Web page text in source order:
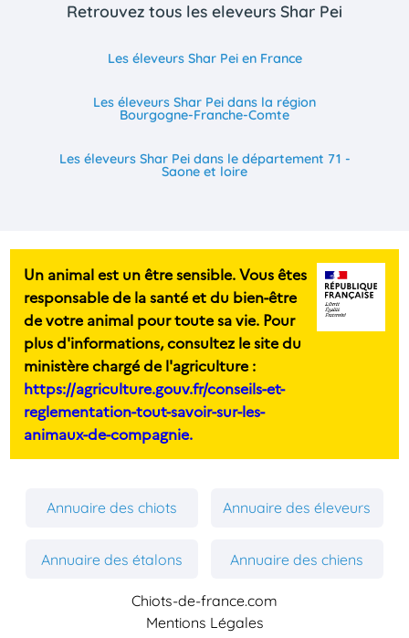
Retrouvez tous les eleveurs Shar Pei
Les éleveurs Shar Pei en France
Les éleveurs Shar Pei dans la région
Bourgogne-Franche-Comte
Les éleveurs Shar Pei dans le département 71 -
Saone et loire
Un animal est un être sensible. Vous êtes
responsable de la santé et du bien-être
de votre animal pour toute sa vie. Pour
plus d'informations, consultez le site du
ministère chargé de l'agriculture :
https://agriculture.gouv.fr/conseils-et-
reglementation-tout-savoir-sur-les-
animaux-de-compagnie.
Annuaire des chiots Annuaire des éleveurs
Annuaire des étalons Annuaire des chiens
Chiots-de-france.com
Mentions Légales